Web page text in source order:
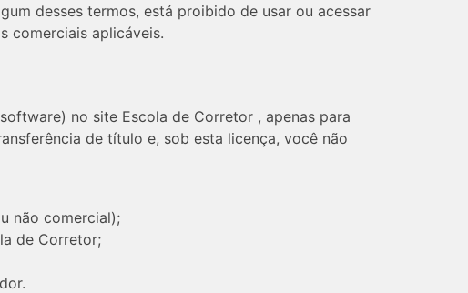
desses termos, está proibido de usar ou acessar
comerciais aplicáveis.
no site Escola de Corretor , apenas para
de título e, sob esta licença, você não
não comercial);
de Corretor;